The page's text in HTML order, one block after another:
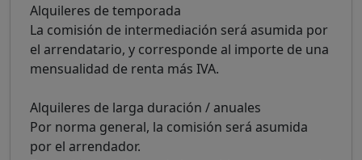
Alquileres de temporada
La comisión de intermediación será asumida por
el arrendatario, y corresponde al importe de una
mensualidad de renta más IVA.
Alquileres de larga duración / anuales
Por norma general, la comisión será asumida
por el arrendador.